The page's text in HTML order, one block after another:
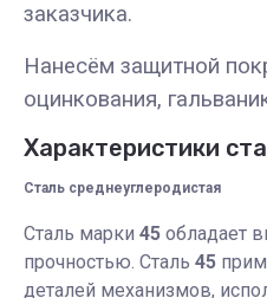
заказчика.
Нанесём защитной
оцинкования,
Характеристики
Сталь среднеуглеродистая
Сталь марки 45 обладает
прочностью. Сталь 45
деталей механизмов,